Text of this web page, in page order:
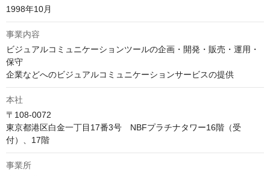
1998年10月
事業内容
ビジュアルコミュニケーションツールの企画・開発・販売・運用・
保守
企業などへのビジュアルコミュニケーションサービスの提供
本社
〒108-0072
東京都港区白金一丁目17番3号　NBFプラチナタワー16階（受
付）、17階
事業所